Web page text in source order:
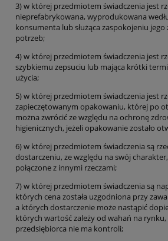
3) w której przedmiotem świadczenia jest
nieprefabrykowana, wyprodukowana
konsumenta lub służąca zaspokojeniu
potrzeb;
4) w której przedmiotem świadczenia jest
szybkiemu zepsuciu lub mająca krótki
użycia;
5) w której przedmiotem świadczenia jest
zapieczętowanym opakowaniu, której po
można zwrócić ze względu na ochronę
higienicznych, jeżeli opakowanie zostało
6) w której przedmiotem świadczenia są
dostarczeniu, ze względu na swój
połączone z innymi rzeczami;
7) w której przedmiotem świadczenia są
których cena została uzgodniona przy
a których dostarczenie może nastąpić
których wartość zależy od wahań na
przedsiębiorca nie ma kontroli;